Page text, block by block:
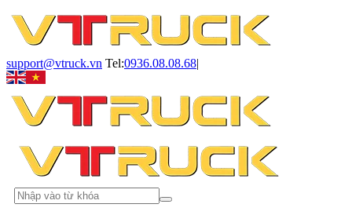
support@vtruck.vn Tel:0936.08.08.68|